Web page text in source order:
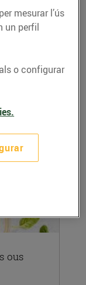
i olives
avui us
ous
mesurar l’ús
un perfil
o configurar